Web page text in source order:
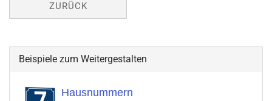
ZURÜCK
Beispiele zum Weitergestalten
Hausnummern